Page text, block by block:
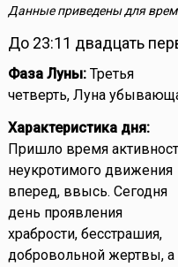
Данные приведены для
До 23:11 двадцать
Фаза Луны:Третья
четверть, Луна
Характеристика дня:
Пришло время
неукротимого движения
вперед, ввысь. Сегодня
день проявления
храбрости, бесстрашия,
добровольной жертвы, а